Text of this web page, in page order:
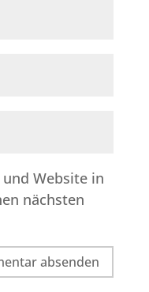
Website in
nächsten